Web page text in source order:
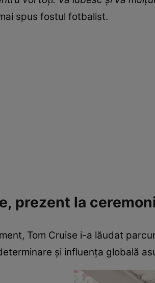
spus fostul fotbalist.
prezent la
Tom Cruise i-a lăudat
și influența globală